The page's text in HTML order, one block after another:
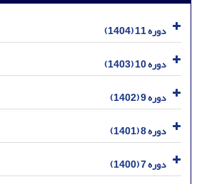
دوره 11 (1404)
دوره 10 (1403)
دوره 9 (1402)
دوره 8 (1401)
دوره 7 (1400)